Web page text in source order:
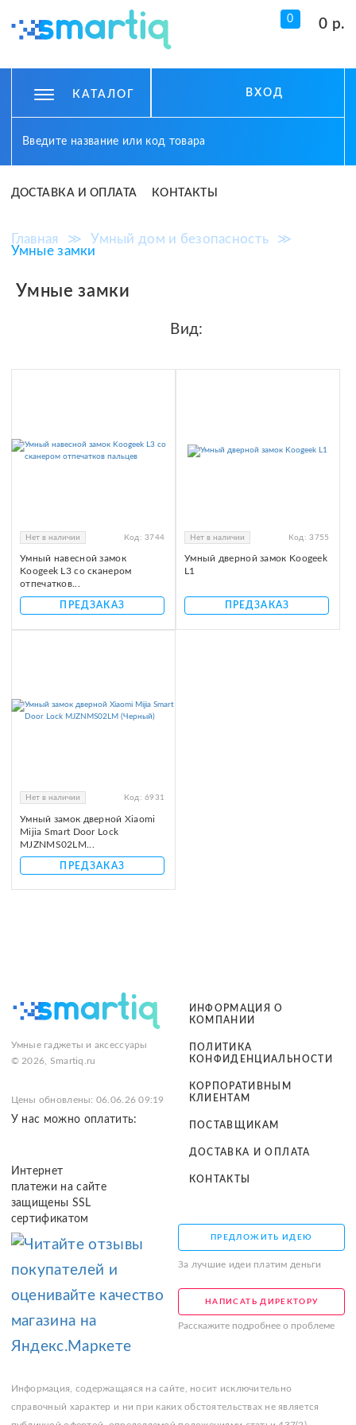
0 0 р.
КАТАЛОГ ВХОД
ДОСТАВКА И ОПЛАТА КОНТАКТЫ
Главная ≫ Умный дом и безопасность
≫
Умные замки
Умные замки
Вид:
Нет в наличии Код: 3744
Умный навесной замок
Koogeek L3 со сканером
отпечатков...
ПРЕДЗАКАЗ
Нет в наличии Код: 3755
Умный дверной замок Koogeek
L1
ПРЕДЗАКАЗ
Нет в наличии Код: 6931
Умный замок дверной Xiaomi
Mijia Smart Door Lock
MJZNMS02LM...
ПРЕДЗАКАЗ
Умные гаджеты и аксессуары
© 2026, Smartiq.ru
Цены обновлены: 06.06.26 09:19
У нас можно оплатить:
Интернет
платежи на сайте
защищены SSL
сертификатом
ИНФОРМАЦИЯ О
КОМПАНИИ
ПОЛИТИКА
КОНФИДЕНЦИАЛЬНОСТИ
КОРПОРАТИВНЫМ
КЛИЕНТАМ
ПОСТАВЩИКАМ
ДОСТАВКА И ОПЛАТА
КОНТАКТЫ
ПРЕДЛОЖИТЬ ИДЕЮ
За лучшие идеи платим деньги
НАПИСАТЬ ДИРЕКТОРУ
Расскажите подробнее о проблеме
Информация, содержащаяся на сайте, носит исключительно
справочный характер и ни при каких обстоятельствах не является